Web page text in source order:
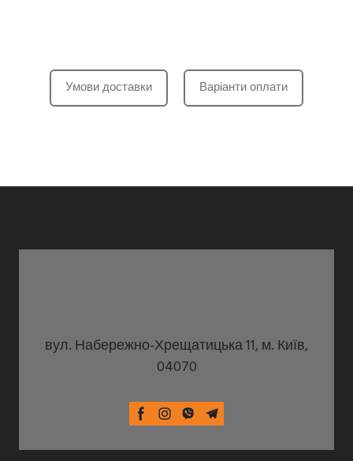
Умови доставки Варіанти оплати
вул. Набережно-Хрещатицька 11, м. Київ,
04070